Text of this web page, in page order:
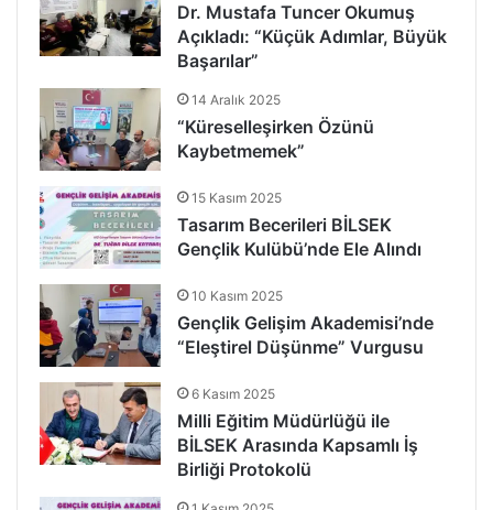
Dr. Mustafa Tuncer Okumuş
Açıkladı: “Küçük Adımlar, Büyük
Başarılar”
14 Aralık 2025
“Küreselleşirken Özünü
Kaybetmemek”
15 Kasım 2025
Tasarım Becerileri BİLSEK
Gençlik Kulübü’nde Ele Alındı
10 Kasım 2025
Gençlik Gelişim Akademisi’nde
“Eleştirel Düşünme” Vurgusu
6 Kasım 2025
Milli Eğitim Müdürlüğü ile
BİLSEK Arasında Kapsamlı İş
Birliği Protokolü